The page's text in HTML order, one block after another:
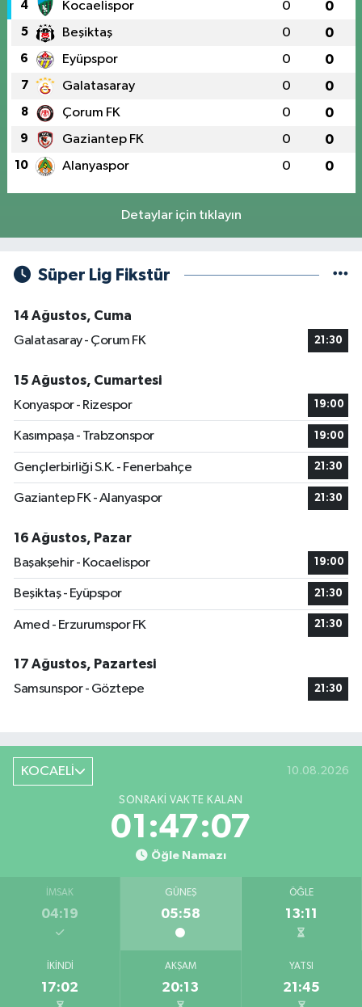
4 Kocaelispor 0 0
5 Beşiktaş 0 0
6 Eyüpspor 0 0
7 Galatasaray 0 0
8 Çorum FK 0 0
9 Gaziantep FK 0 0
10 Alanyaspor 0 0
Detaylar için tıklayın
Süper Lig Fikstür
14 Ağustos, Cuma
Galatasaray - Çorum FK
21:30
15 Ağustos, Cumartesi
Konyaspor - Rizespor
19:00
Kasımpaşa - Trabzonspor 19:00
Gençlerbirliği S.K. - Fenerbahçe 21:30
Gaziantep FK - Alanyaspor 21:30
16 Ağustos, Pazar
Başakşehir - Kocaelispor
19:00
Beşiktaş - Eyüpspor 21:30
Amed - Erzurumspor FK 21:30
17 Ağustos, Pazartesi
Samsunspor - Göztepe
21:30
KOCAELİ 10.08.2026
SONRAKI VAKTE KALAN
01:47:07
Öğle Namazı
İMSAK
04:19
GÜNEŞ
05:58
ÖĞLE
13:11
İKINDI
17:02
AKŞAM
20:13
YATSI
21:45